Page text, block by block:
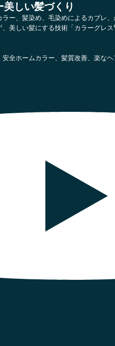
しい髪づくり
ー、髪染め、毛染めによるカブレ
美しい髪にする技術「カラーグレ
全ホームカラー、髪質改善、楽な